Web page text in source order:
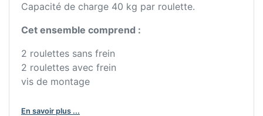
Capacité de charge 40 kg par roulette.
Cet ensemble comprend :
2 roulettes sans frein
2 roulettes avec frein
vis de montage
En savoir plus ...